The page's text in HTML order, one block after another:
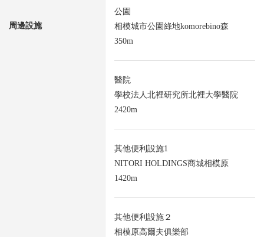
周邊設施
公園
相模城市公園綠地komorebino森
350m
醫院
學校法人北裡研究所北裡大學醫院
2420m
其他便利設施1
NITORI HOLDINGS商城相模原
1420m
其他便利設施２
相模原高爾夫俱樂部